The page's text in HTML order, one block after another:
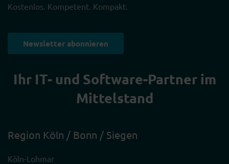
Kostenlos. Kompetent. Kompakt.
Newsletter abonnieren
Ihr IT- und Software-Partner im
Mittelstand
Region Köln / Bonn / Siegen
Köln-Lohmar